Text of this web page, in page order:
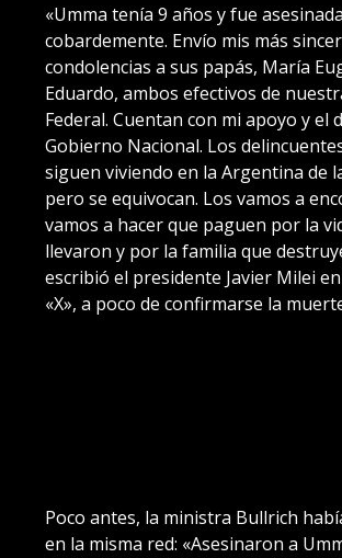
«Umma tenía 9 años y fue asesinada
cobardemente. Envío mis más
condolencias a sus papás, María
Eduardo, ambos efectivos de
Federal. Cuentan con mi apoyo y el
Gobierno Nacional. Los
siguen viviendo en la Argentina de
pero se equivocan. Los vamos a
vamos a hacer que paguen por la
llevaron y por la familia que
escribió el presidente Javier Milei
«X», a poco de confirmarse la
Poco antes, la ministra Bullrich
en la misma red: «Asesinaron a